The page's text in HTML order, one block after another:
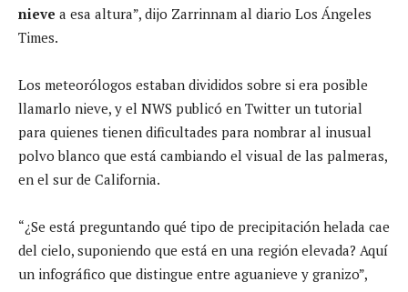
nieve a esa altura”, dijo Zarrinnam al diario Los Ángeles
Times.
Los meteorólogos estaban divididos sobre si era posible
llamarlo nieve, y el NWS publicó en Twitter un tutorial
para quienes tienen dificultades para nombrar al inusual
polvo blanco que está cambiando el visual de las palmeras,
en el sur de California.
“¿Se está preguntando qué tipo de precipitación helada cae
del cielo, suponiendo que está en una región elevada? Aquí
un infográfico que distingue entre aguanieve y granizo”,